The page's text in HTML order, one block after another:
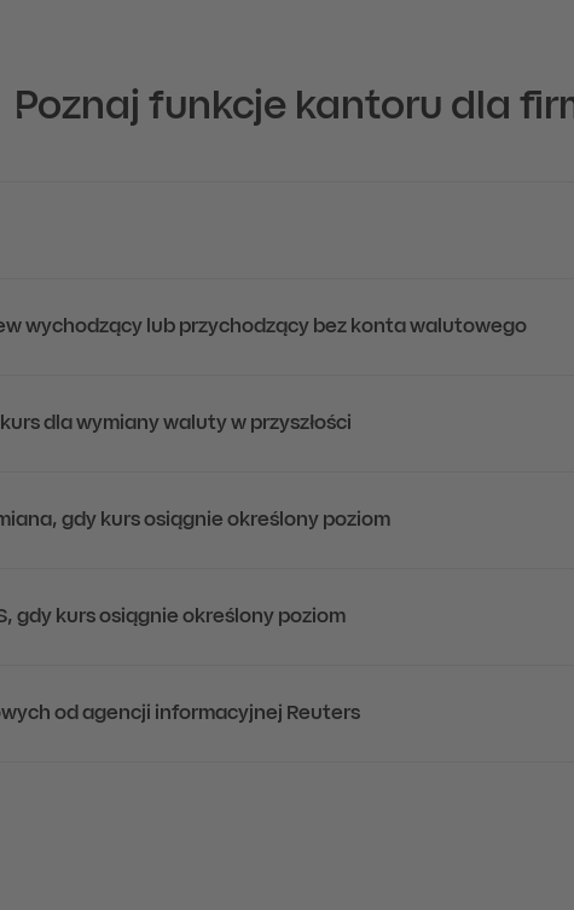
Poznaj funkcje kantoru dla
wychodzący lub przychodzący bez konta walutowego
dla wymiany waluty w przyszłości
gdy kurs osiągnie określony poziom
gdy kurs osiągnie określony poziom
od agencji informacyjnej Reuters